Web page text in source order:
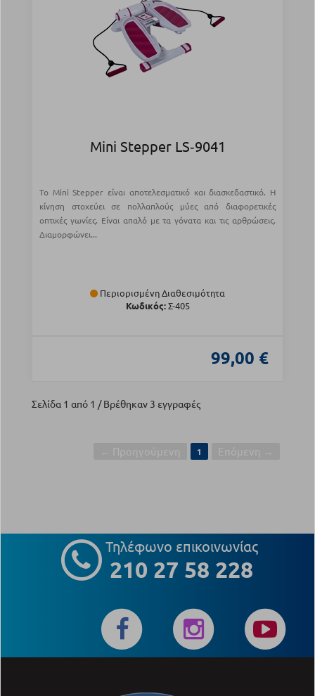
Mini Stepper LS‑9041
Το Mini Stepper είναι αποτελεσματικό και διασκεδαστικό. Η
κίνηση στοχεύει σε πολλαπλούς μύες από διαφορετικές
οπτικές γωνίες. Είναι απαλό με τα γόνατα και τις αρθρώσεις.
Διαμορφώνει...
Περιορισμένη Διαθεσιμότητα
Κωδικός:Σ-405
99,00 €
Σελίδα 1 από 1 / Βρέθηκαν 3 εγγραφές
1
Τηλέφωνο επικοινωνίας
210 27 58 228